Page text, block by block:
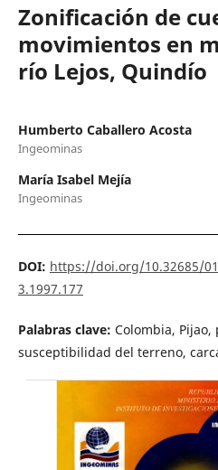
Zonificación de
movimientos en
río Lejos, Quindío
Humberto Caballero Acosta
Ingeominas
María Isabel Mejía
Ingeominas
DOI: https://doi.org/10.32685/
3.1997.177
Palabras clave: Colombia,
susceptibilidad del terreno,